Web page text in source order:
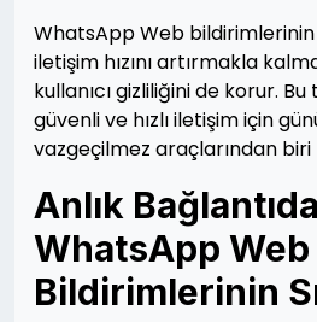
WhatsApp Web
iletişim hızını artırmakla
kullanıcı gizliliğini de korur.
güvenli ve hızlı iletişim için
vazgeçilmez araçlarından
Anlık
WhatsApp Web
Bildirimlerinin